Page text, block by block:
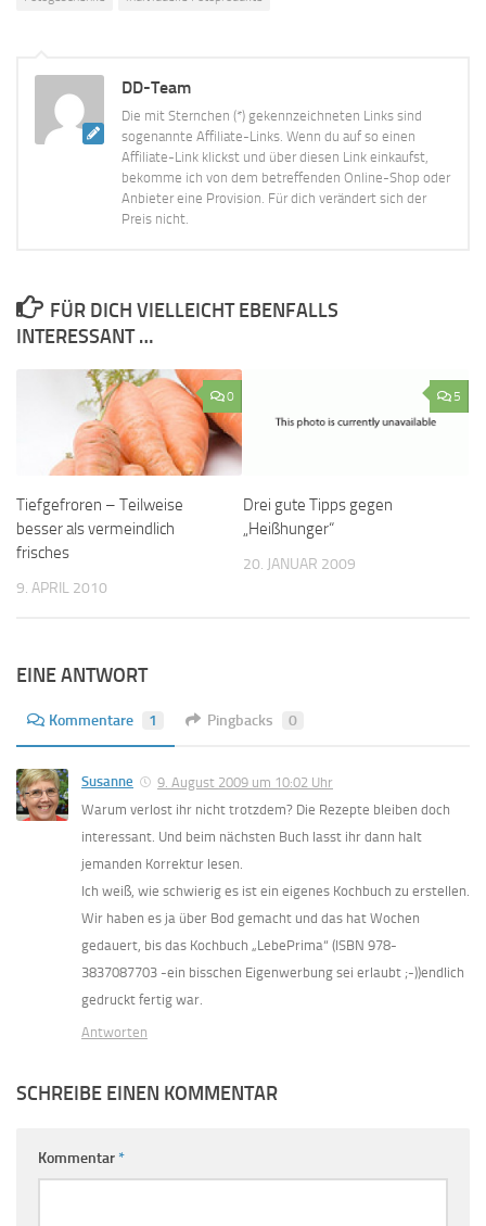
DD-Team
Die mit Sternchen (*) gekennzeichneten Links sind
sogenannte Affiliate-Links. Wenn du auf so einen
Affiliate-Link klickst und über diesen Link einkaufst,
bekomme ich von dem betreffenden Online-Shop oder
Anbieter eine Provision. Für dich verändert sich der
Preis nicht.
FÜR DICH VIELLEICHT EBENFALLS
INTERESSANT …
0
Tiefgefroren – Teilweise
besser als vermeindlich
frisches
9. APRIL 2010
5
Drei gute Tipps gegen
„Heißhunger“
20. JANUAR 2009
EINE ANTWORT
Kommentare 1 Pingbacks 0
Susanne
9. August 2009 um 10:02 Uhr
Warum verlost ihr nicht trotzdem? Die Rezepte bleiben doch
interessant. Und beim nächsten Buch lasst ihr dann halt
jemanden Korrektur lesen.
Ich weiß, wie schwierig es ist ein eigenes Kochbuch zu erstellen.
Wir haben es ja über Bod gemacht und das hat Wochen
gedauert, bis das Kochbuch „LebePrima“ (ISBN 978-
3837087703 -ein bisschen Eigenwerbung sei erlaubt ;-))endlich
gedruckt fertig war.
Antworten
SCHREIBE EINEN KOMMENTAR
Kommentar*